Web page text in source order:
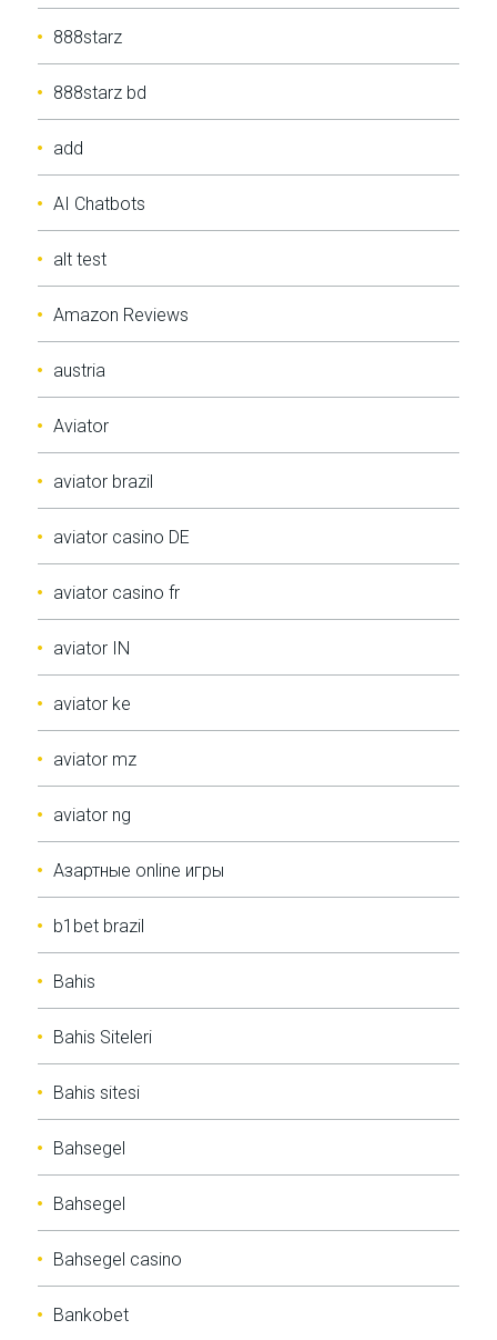
888starz
888starz bd
add
AI Chatbots
alt test
Amazon Reviews
austria
Aviator
aviator brazil
aviator casino DE
aviator casino fr
aviator IN
aviator ke
aviator mz
aviator ng
Aзартные online игры
b1bet brazil
Bahis
Bahis Siteleri
Bahis sitesi
Bahsegel
Bahsegel
Bahsegel casino
Bankobet